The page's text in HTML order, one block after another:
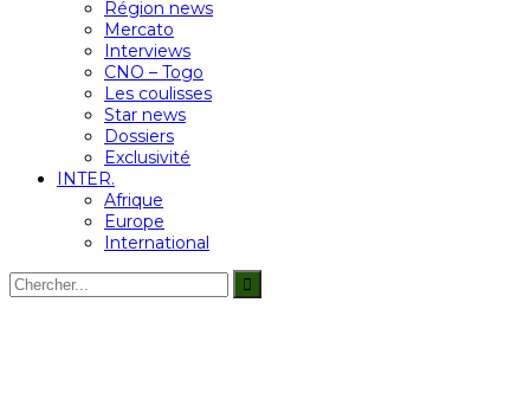
Région news
Mercato
Interviews
CNO – Togo
Les coulisses
Star news
Dossiers
Exclusivité
INTER.
Afrique
Europe
International